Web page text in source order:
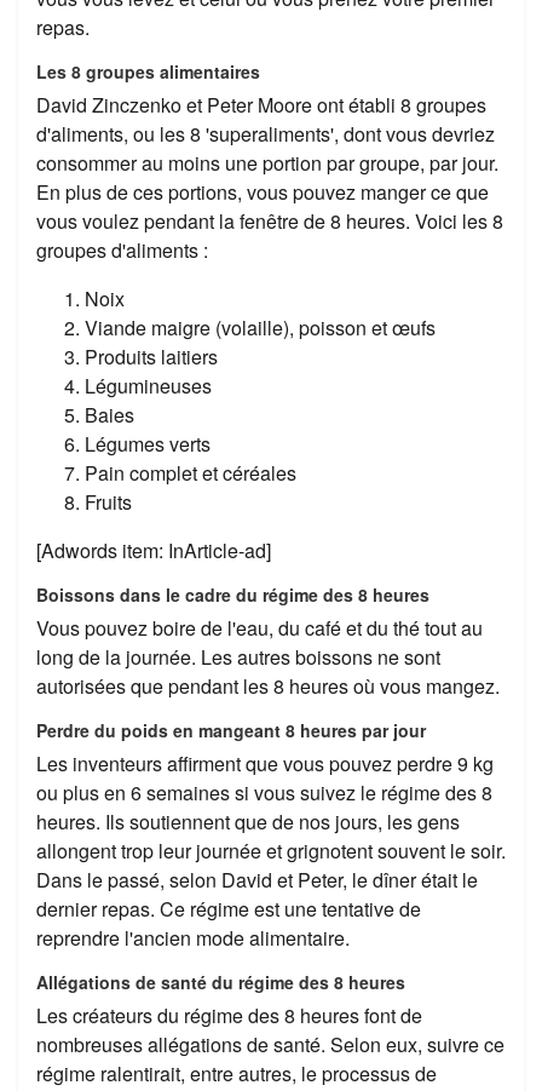
repas.
Les 8 groupes alimentaires
David Zinczenko et Peter Moore ont établi 8 groupes
d'aliments, ou les 8 'superaliments', dont vous devriez
consommer au moins une portion par groupe, par jour.
En plus de ces portions, vous pouvez manger ce que
vous voulez pendant la fenêtre de 8 heures. Voici les 8
groupes d'aliments :
Noix
Viande maigre (volaille), poisson et œufs
Produits laitiers
Légumineuses
Baies
Légumes verts
Pain complet et céréales
Fruits
[Adwords item: InArticle-ad]
Boissons dans le cadre du régime des 8 heures
Vous pouvez boire de l'eau, du café et du thé tout au
long de la journée. Les autres boissons ne sont
autorisées que pendant les 8 heures où vous mangez.
Perdre du poids en mangeant 8 heures par jour
Les inventeurs affirment que vous pouvez perdre 9 kg
ou plus en 6 semaines si vous suivez le régime des 8
heures. Ils soutiennent que de nos jours, les gens
allongent trop leur journée et grignotent souvent le soir.
Dans le passé, selon David et Peter, le dîner était le
dernier repas. Ce régime est une tentative de
reprendre l'ancien mode alimentaire.
Allégations de santé du régime des 8 heures
Les créateurs du régime des 8 heures font de
nombreuses allégations de santé. Selon eux, suivre ce
régime ralentirait, entre autres, le processus de